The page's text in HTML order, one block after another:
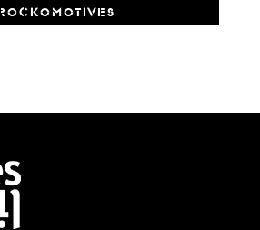
ROCKOMOTIVES